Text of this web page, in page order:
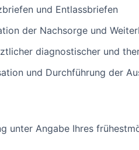
und Entlassbriefen
der Nachsorge und
diagnostischer und
und Durchführung der
unter Angabe Ihres